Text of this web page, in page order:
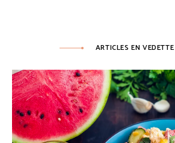
ARTICLES EN VEDETTE